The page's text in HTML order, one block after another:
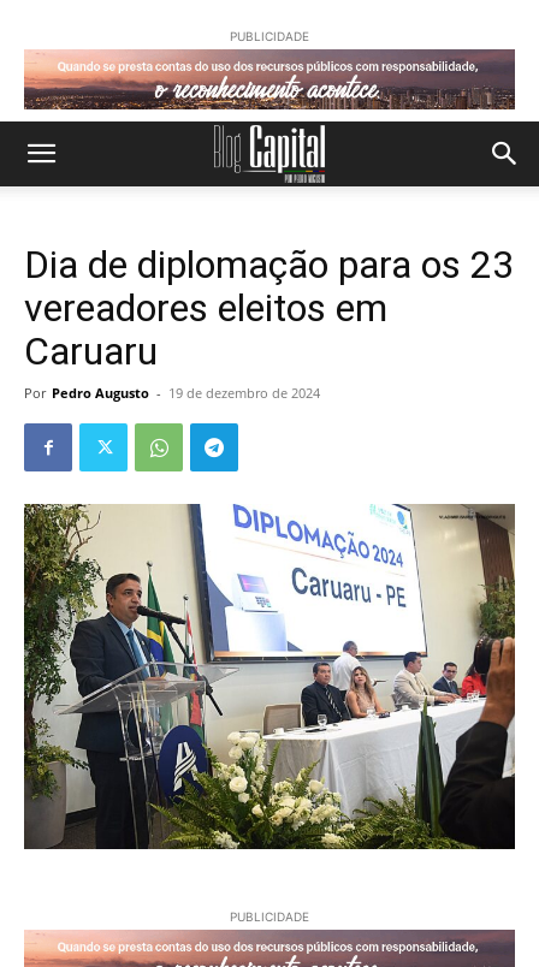
PUBLICIDADE
Dia de diplomação para os 23
vereadores eleitos em
Caruaru
Por Pedro Augusto - 19 de dezembro de 2024
PUBLICIDADE